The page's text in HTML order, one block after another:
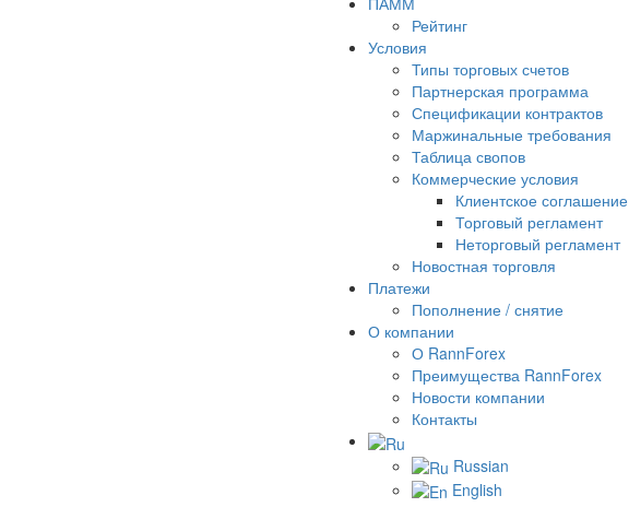
Рейтинг
Условия
Типы торговых счетов
Партнерская программа
Спецификации контрактов
Маржинальные требования
Таблица свопов
Коммерческие условия
Клиентское соглашение
Торговый регламент
Неторговый регламент
Новостная торговля
Платежи
Пополнение / снятие
О компании
О RannForex
Преимущества RannForex
Новости компании
Контакты
Russian
English